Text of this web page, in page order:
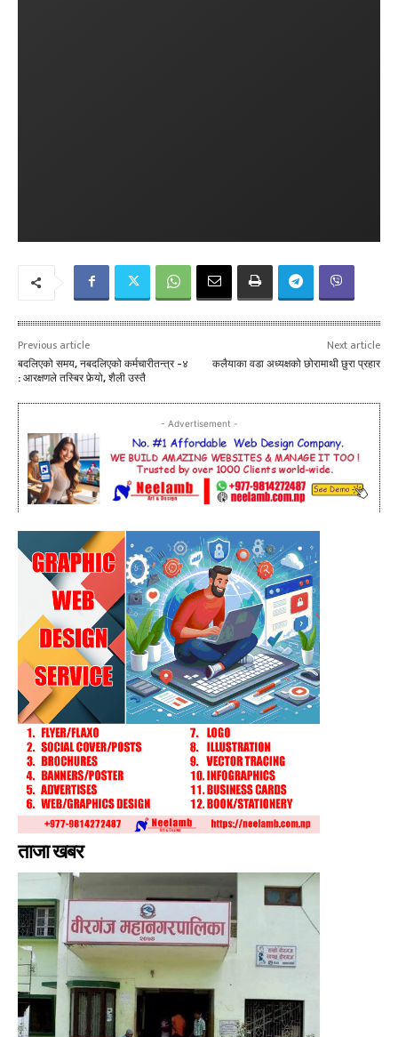
Previous article
बदलिएको समय, नबदलिएको कर्मचारीतन्त्र -४
: आरक्षणले तस्बिर फेर्‍यो, शैली उस्तै
Next article
कलैयाका वडा अध्यक्षको छोरामाथी छुरा प्रहार
- Advertisement -
ताजा खबर